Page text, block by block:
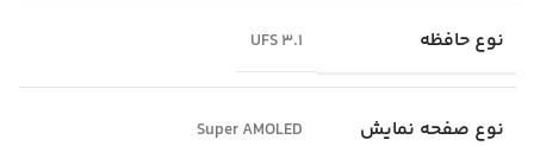
نوع حافظه UFS 3.1
نوع صفحه نمایش Super AMOLED